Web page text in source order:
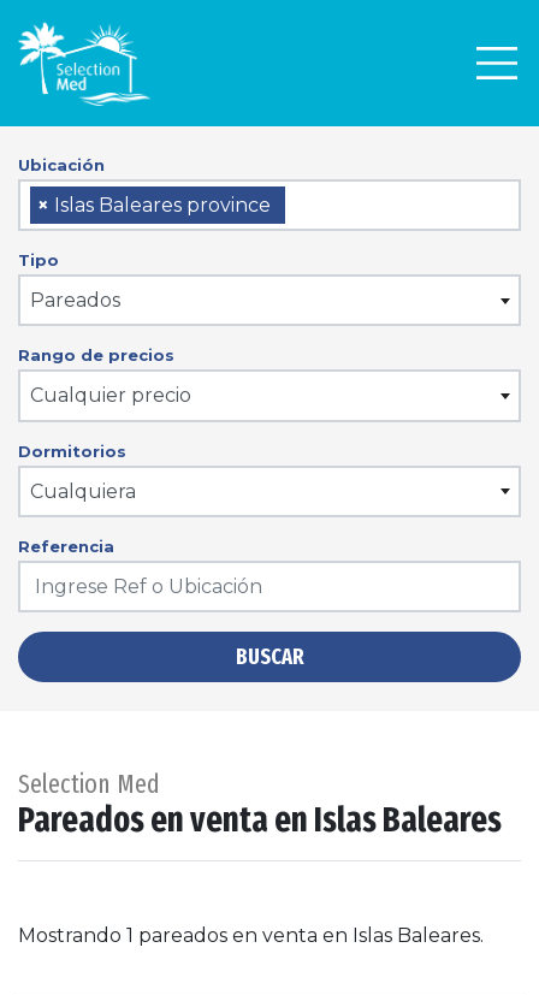
Ubicación
× Islas Baleares province
Tipo
Pareados
Rango de precios
Cualquier precio
Dormitorios
Cualquiera
Referencia
BUSCAR
Selection Med
Pareados en venta en Islas Baleares
Mostrando 1 pareados en venta en Islas Baleares.